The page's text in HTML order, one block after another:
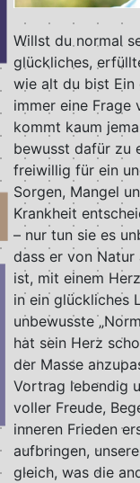
Willst du normal
glückliches,
wie alt du bist Ein
immer eine Frage
kommt kaum
bewusst dafür zu
freiwillig für ein
Sorgen, Mangel
Krankheit
– nur tun sie es
dass er von Natur
ist, mit einem
in ein glückliches
unbewusste
hat sein Herz
der Masse
Vortrag lebendig
voller Freude,
inneren Frieden
aufbringen,
gleich, was die